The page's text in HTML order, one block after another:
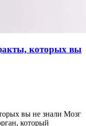
которых вы
вы не знали Мозг
который